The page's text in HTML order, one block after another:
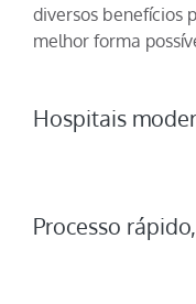
diversos benefícios
melhor forma
Hospitais
Processo